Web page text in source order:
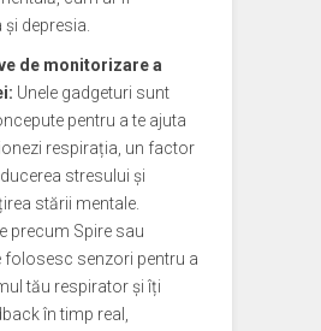
depresia.
de monitorizare a
Unele gadgeturi sunt
pentru a te ajuta
respirația, un factor
stresului și
stării mentale.
precum Spire sau
folosesc senzori pentru a
tău respirator și îți
în timp real,